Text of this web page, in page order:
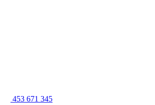
453 671 345